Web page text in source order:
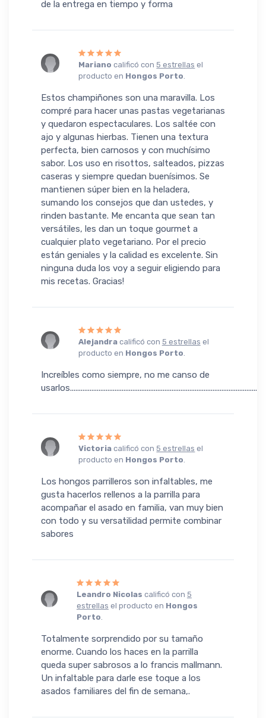
de la entrega en tiempo y forma
Mariano calificó con5 estrellas el
producto en Hongos Porto.
Estos champiñones son una maravilla. Los
compré para hacer unas pastas vegetarianas
y quedaron espectaculares. Los saltée con
ajo y algunas hierbas. Tienen una textura
perfecta, bien carnosos y con muchísimo
sabor. Los uso en risottos, salteados, pizzas
caseras y siempre quedan buenísimos. Se
mantienen súper bien en la heladera,
sumando los consejos que dan ustedes, y
rinden bastante. Me encanta que sean tan
versátiles, les dan un toque gourmet a
cualquier plato vegetariano. Por el precio
están geniales y la calidad es excelente. Sin
ninguna duda los voy a seguir eligiendo para
mis recetas. Gracias!
Alejandracalificó con 5 estrellas el
producto en Hongos Porto.
Increíbles como siempre, no me canso de
Victoria calificó con5 estrellas el
producto en Hongos Porto.
Los hongos parrilleros son infaltables, me
gusta hacerlos rellenos a la parrilla para
acompañar el asado en familia, van muy bien
con todo y su versatilidad permite combinar
sabores
Leandro Nicolas calificó con 5
estrellas el producto en Hongos
Porto.
Totalmente sorprendido por su tamaño
enorme. Cuando los haces en la parrilla
queda super sabrosos a lo francis mallmann.
Un infaltable para darle ese toque a los
asados familiares del fin de semana,.